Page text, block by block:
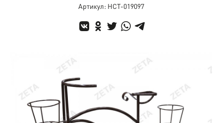
Артикул: НСТ-019097